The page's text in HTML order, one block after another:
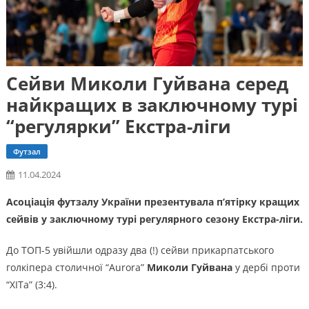
Сейви Миколи Гуйвана серед
найкращих в заключному турі
“регулярки” Екстра-ліги
Футзал
11.04.2024
Асоціація футзалу України презентувала п’ятірку кращих
сейвів у заключному турі регулярного сезону Екстра-ліги.
До ТОП-5 увійшли одразу два (!) сейви прикарпатського
голкіпера столичної “Aurora” Миколи Гуйванау дербі проти
“ХІТа” (3:4).